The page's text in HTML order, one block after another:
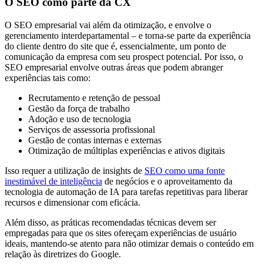
O SEO empresarial vai além da otimização, e envolve o
gerenciamento interdepartamental – e torna-se parte da experiência
do cliente dentro do site que é, essencialmente, um ponto de
comunicação da empresa com seu prospect potencial. Por isso, o
SEO empresarial envolve outras áreas que podem abranger
experiências tais como:
Recrutamento e retenção de pessoal
Gestão da força de trabalho
Adoção e uso de tecnologia
Serviços de assessoria profissional
Gestão de contas internas e externas
Otimização de múltiplas experiências e ativos digitais
Isso requer a utilização de insights de SEO como uma fonte
inestimável de inteligência de negócios e o aproveitamento da
tecnologia de automação de IA para tarefas repetitivas para liberar
recursos e dimensionar com eficácia.
Além disso, as práticas recomendadas técnicas devem ser
empregadas para que os sites ofereçam experiências de usuário
ideais, mantendo-se atento para não otimizar demais o conteúdo em
relação às diretrizes do Google.